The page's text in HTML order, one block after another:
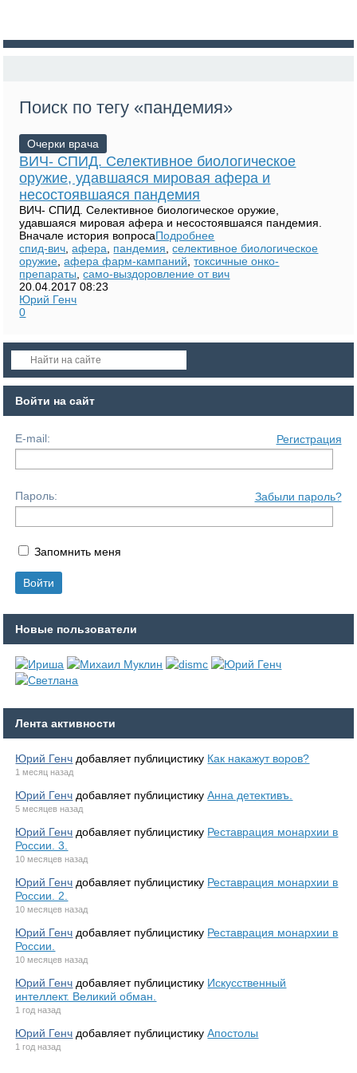
Поиск по тегу «пандемия»
Очерки врача
ВИЧ- СПИД. Селективное биологическое
оружие, удавшаяся мировая афера и
несостоявшаяся пандемия
ВИЧ- СПИД. Селективное биологическое оружие,
удавшаяся мировая афера и несостоявшаяся пандемия.
Вначале история вопросаПодробнее
спид-вич ,афера пандемия ,селективное биологическое
оружие ,афера фарм-кампаний ,токсичные онко-
препараты ,само-выздоровление от вич
20.04.201708:23
Юрий Генч
0
Войти на сайт
E-mail: Регистрация
Пароль: Забыли пароль?
Запомнить меня
Новые пользователи
Лента активности
Юрий Генч добавляет публицистику Как накажут воров?
1 месяц назад
Юрий Генч добавляет публицистикуАнна детективъ.
5 месяцев назад
Юрий Генч добавляет публицистику Реставрация монархии в
России. 3.
10 месяцев назад
Юрий Генч добавляет публицистику Реставрация монархии в
России. 2.
10 месяцев назад
Юрий Генч добавляет публицистику Реставрация монархии в
России.
10 месяцев назад
Юрий Генч добавляет публицистику Искусственный
интеллект. Великий обман.
1 год назад
Юрий Генч добавляет публицистикуАпостолы
1 год назад